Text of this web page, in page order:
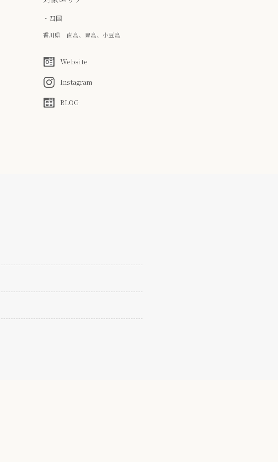
・四国
香川県 直島、豊島、小豆島
Website
Instagram
BLOG